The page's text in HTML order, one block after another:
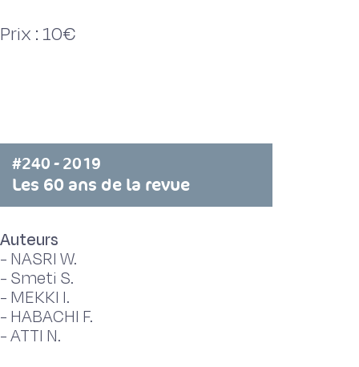
Prix : 10€
#240 - 2019
Les 60 ans de la revue
Auteurs
- NASRI W.
- Smeti S.
- MEKKI I.
- HABACHI F.
-ATTI N.